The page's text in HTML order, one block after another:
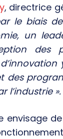
, directrice
le biais
un
des
des
l’industrie ».
envisage